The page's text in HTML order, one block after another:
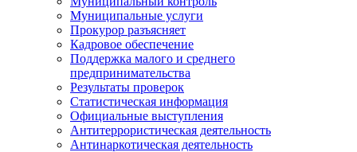
Муниципальные услуги
Прокурор разъясняет
Кадровое обеспечение
Поддержка малого и среднего
предпринимательства
Результаты проверок
Статистическая информация
Официальные выступления
Антитеррористическая деятельность
Антинаркотическая деятельность